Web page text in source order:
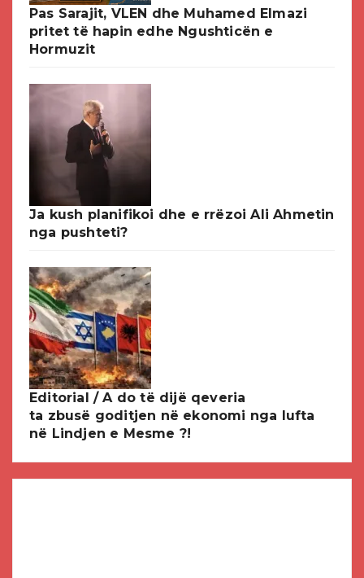
Pas Sarajit, VLEN dhe Muhamed Elmazi
pritet të hapin edhe Ngushticën e
Hormuzit
Ja kush planifikoi dhe e rrëzoi Ali Ahmetin
nga pushteti?
Editorial / A do të dijë qeveria
ta zbusë goditjen në ekonomi nga lufta
në Lindjen e Mesme ?!